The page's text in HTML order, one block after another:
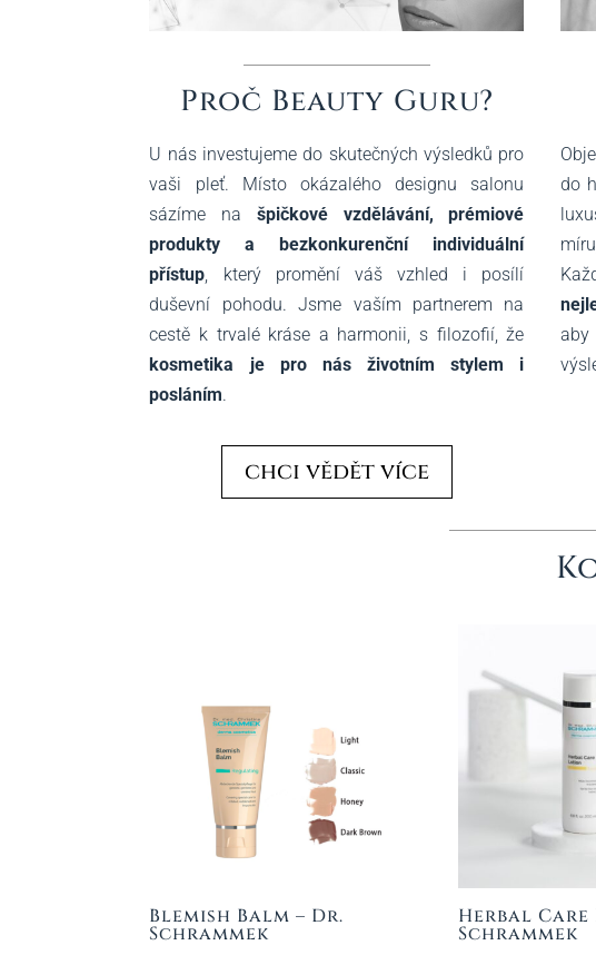
Proč Beauty Guru?
U nás investujeme do skutečných výsledků pro
vaši pleť. Místo okázalého designu salonu
sázíme na špičkové vzdělávání, prémiové
produkty a bezkonkurenční individuální
přístup, který promění váš vzhled i posílí
duševní pohodu. Jsme vaším partnerem na
cestě k trvalé kráse a harmonii, s filozofií, že
kosmetika je pro nás životním stylem i
posláním.
chci vědět více
do
aby
Blemish Balm – Dr.
Schrammek
Herbal Care
Schrammek